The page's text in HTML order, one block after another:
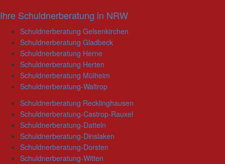
Ihre Schuldnerberatung in NRW
Schuldnerberatung Gelsenkirchen
Schuldnerberatung Gladbeck
Schuldnerberatung Herne
Schuldnerberatung Herten
Schuldnerberatung Mülheim
Schuldnerberatung-Waltrop
Schuldnerberatung Recklinghausen
Schuldnerberatung-Castrop-Rauxel
Schuldnerberatung-Datteln
Schuldnerberatung-Dinslaken
Schuldnerberatung-Dorsten
Schuldnerberatung-Witten